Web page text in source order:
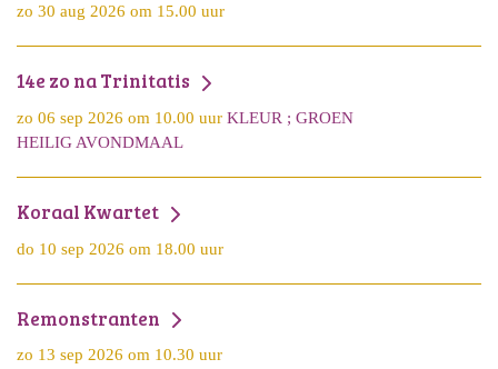
zo 30 aug 2026 om 15.00 uur
14e zo na Trinitatis
zo 06 sep 2026 om 10.00 uur KLEUR ; GROEN
HEILIG AVONDMAAL
Koraal Kwartet
do 10 sep 2026 om 18.00 uur
Remonstranten
zo 13 sep 2026 om 10.30 uur